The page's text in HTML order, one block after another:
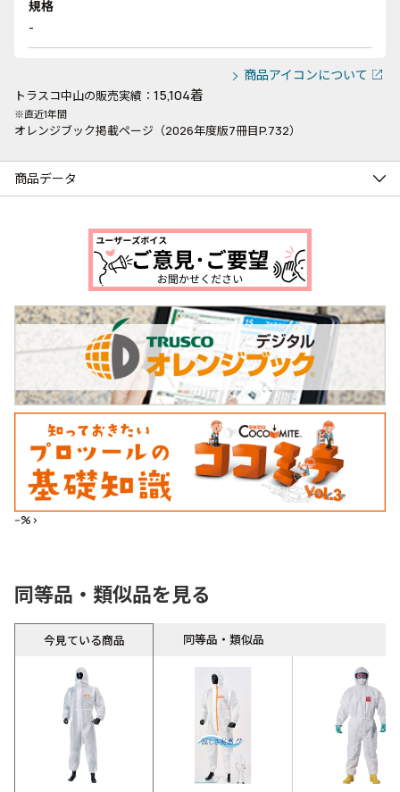
規格
-
商品アイコンについて
トラスコ中山の販売実績： 15,104着
※直近1年間
オレンジブック掲載ページ（2026年度版7冊目P.732）
商品データ
--%>
同等品・類似品を見る
今見ている商品 同等品・類似品